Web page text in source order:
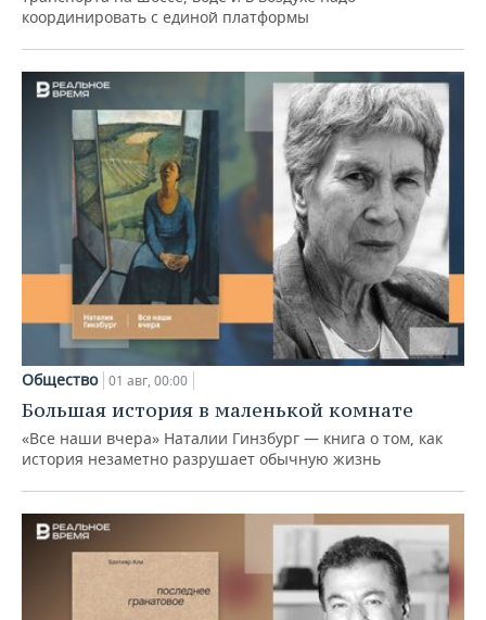
координировать с единой платформы
Общество 01 авг, 00:00
Большая история в маленькой комнате
«Все наши вчера» Наталии Гинзбург — книга о том, как
история незаметно разрушает обычную жизнь